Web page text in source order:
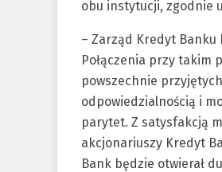
obu instytucji, zgodnie
– Zarząd Kredyt Banku
Połączenia przy takim
powszechnie
odpowiedzialnością i
parytet. Z satysfakcją
akcjonariuszy Kredyt
Bank będzie otwierał